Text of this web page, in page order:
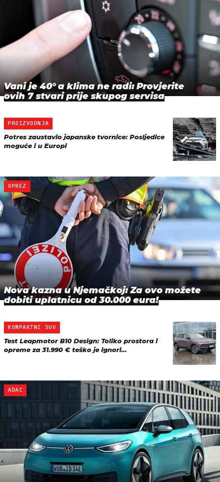
Vani je 40° a klima ne radi: Provjerite
ovih 7 stvari prije skupog servisa
PROIZVODNJA
Potres zaustavio japanske tvornice: Posljedice
moguće i u Europi
OPREZ
Nova kazna u Njemačkoj: Za ovo možete
dobiti uplatnicu od 30.000 eura!
KOMPAKTNI SUV
Test Leapmotor B10 Design: Toliko prostora i
opreme za 31.990 € teško je ignori…
ADAC